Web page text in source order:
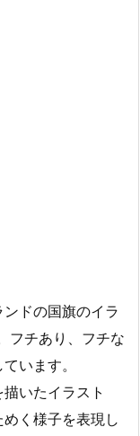
ドの国旗のイラ
フチあり、フチな
います。
いたイラスト
く様子を表現し